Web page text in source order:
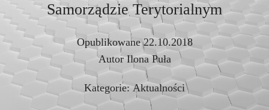
Samorządzie Terytorialnym
Opublikowane22.10.2018
AutorIlona Puła
Kategorie:Aktualności